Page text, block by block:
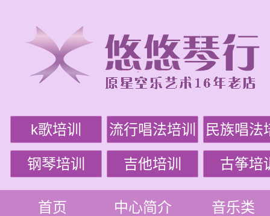
k歌培训 流行唱法培训 民族唱法
钢琴培训 吉他培训 古筝培
首页 中心简介 音乐类